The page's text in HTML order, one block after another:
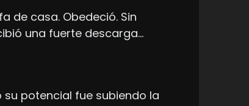
de casa. Obedeció. Sin
una fuerte descarga…
su potencial fue subiendo la